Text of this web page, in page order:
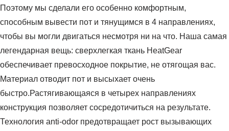
Поэтому мы сделали его особенно комфортным,
способным вывести пот и тянущимся в 4 направлениях,
чтобы вы могли двигаться несмотря ни на что. Наша самая
легендарная вещь: сверхлегкая ткань HeatGear
обеспечивает превосходное покрытие, не отягощая вас.
Материал отводит пот и высыхает очень
быстро.Растягивающаяся в четырех направлениях
конструкция позволяет сосредотичиться на результате.
Технология anti-odor предотвращает рост вызывающих